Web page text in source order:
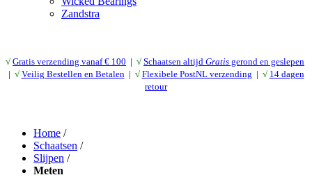
Zandstra
√ Gratis verzending vanaf € 100 | √ Schaatsen altijd Gratis gerond en geslepen
| √ Veilig Bestellen en Betalen | √ Flexibele PostNL verzending | √ 14 dagen
retour
Home /
Schaatsen /
Slijpen /
Meten